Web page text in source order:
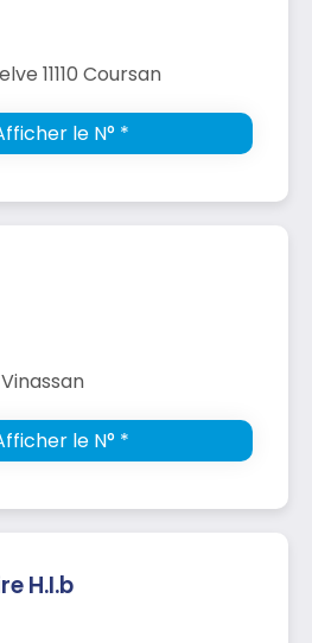
11110 Coursan
le N° *
Vinassan
le N° *
H.l.b